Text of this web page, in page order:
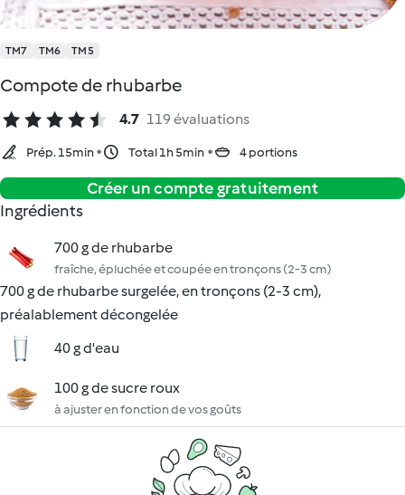
TM7 TM6 TM5
Compote de rhubarbe
4.7 119 évaluations
Prép. 15min Total 1h 5min 4 portions
Créer un compte gratuitement
Ingrédients
700 g de rhubarbe
fraîche, épluchée et coupée en tronçons (2-3 cm)
700 g de rhubarbe surgelée, en tronçons (2-3 cm),
préalablement décongelée
40 g d'eau
100 g de sucre roux
à ajuster en fonction de vos goûts